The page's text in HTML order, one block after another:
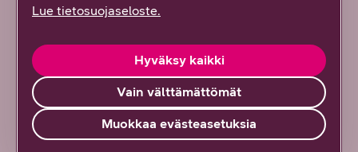
muuta hyödyllistä tietoa DNA:n
yhteystiedot täältä.
Yhteystiedot
Lue tietosuojaseloste.
Vain välttämättömät
Hyväksy kaikki
Muokkaa evästeasetuksia